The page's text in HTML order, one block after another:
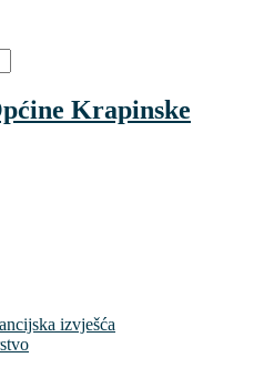
Krapinske
izvješća